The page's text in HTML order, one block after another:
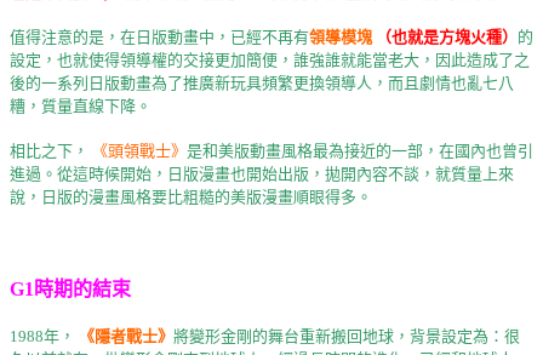
值得注意的是，在日版動畫中，已經不再有領導模塊 （也就是方塊火種） 的
設定，也就使得領導權的交接更加簡便，誰強誰就能當老大，因此造成了之
後的一系列日版動畫為了推廣新玩具頻繁更換領導人，而且劇情也亂七八
糟，質量直線下降。
相比之下， 《頭領戰士》 是和美版動畫風格最為接近的一部，在國內也曾引
進過。從這時候開始，日版漫畫也開始出版，拋開內容不談，就質量上來
說，日版的漫畫風格要比粗糙的美版漫畫順眼得多。
G1時期的結束
1988年， 《隱者戰士》 將變形金剛的舞台重新搬回地球，背景設定為：很